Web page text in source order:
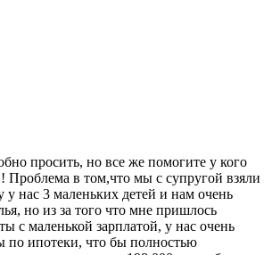
просить, но все же помогите у кого
Проблема в том,что мы с супругой взяли
у нас 3 маленьких детей и нам очень
но из за того что мне пришлось
с маленькой зарплатой, у нас очень
по ипотеки, что бы полностью